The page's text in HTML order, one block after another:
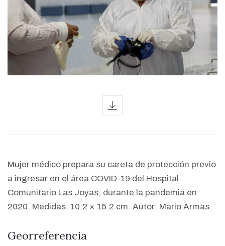
Mujer médico prepara su careta de protección previo
a ingresar en el área COVID-19 del Hospital
Comunitario Las Joyas, durante la pandemia en
2020. Medidas: 10.2 × 15.2 cm. Autor: Mario Armas.
Georreferencia